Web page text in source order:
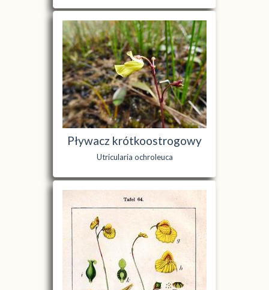
Pływacz krótkoostrogowy
Utricularia ochroleuca